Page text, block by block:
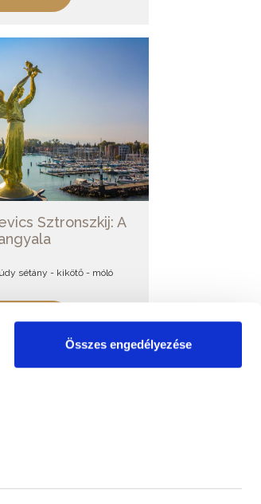
Összes engedélyezése
Sztronszkij: A
sétány - kikötő - móló